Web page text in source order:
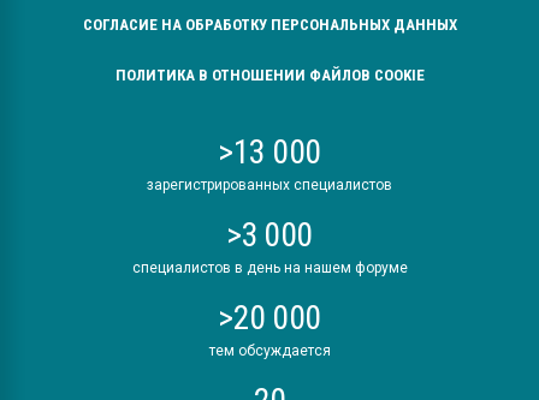
СОГЛАСИЕ НА ОБРАБОТКУ ПЕРСОНАЛЬНЫХ ДАННЫХ
ПОЛИТИКА В ОТНОШЕНИИ ФАЙЛОВ COOKIE
>13 000
зарегистрированных специалистов
>3 000
специалистов в день на нашем форуме
>20 000
тем обсуждается